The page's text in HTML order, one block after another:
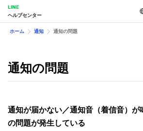
LINE
ヘルプセンター
ホーム 通知 通知の問題
通知の問題
通知が届かない／通知音（着信音）が
の問題が発生している